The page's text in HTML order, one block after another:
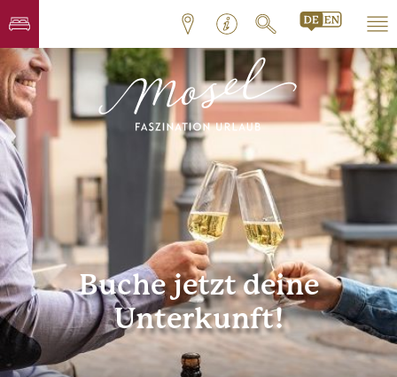
Buche jetzt deine
Unterkunft!